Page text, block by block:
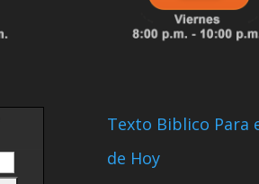
Texto Biblico Para
de Hoy